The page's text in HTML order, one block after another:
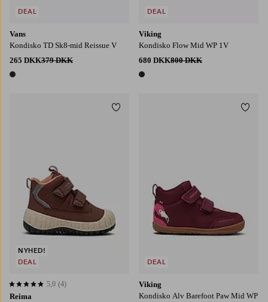
Vans
Kondisko TD Sk8-mid Reissue V
265 DKK379 DKK
1 farve
DEAL
Viking
Kondisko Flow Mid WP 1V
680 DKK800 DKK
1 farve
DEAL
Reima
5,0 baseret på 4 bedømmelser
5,0 (4)
NYHED!
DEAL
Tilføj til favoritter
Viking
Kondisko Alv Barefoot Paw Mid WP
DEAL